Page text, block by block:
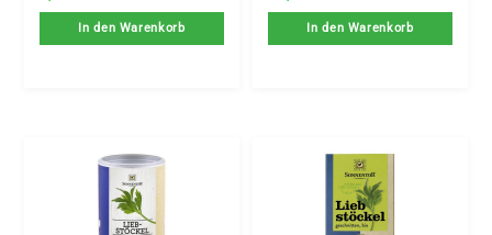
In den Warenkorb In den Warenkorb